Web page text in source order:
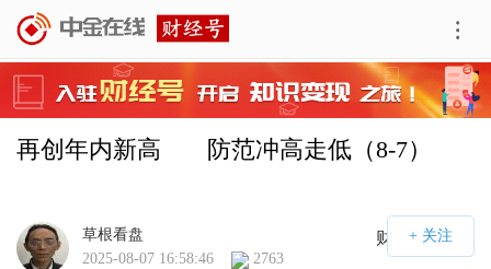
再创年内新高       防范冲高走低（8-7）
财经号APP
草根看盘
2025-08-07 16:58:46
2763